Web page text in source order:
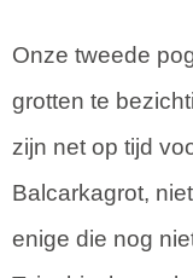
Onze tweede
grotten te
zijn net op tijd
Balcarkagrot,
enige die nog